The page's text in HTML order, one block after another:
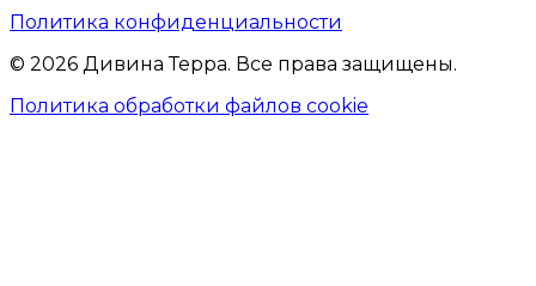
Политика конфиденциальности
© 2026 Дивина Терра. Все права защищены.
Политика обработки файлов cookie